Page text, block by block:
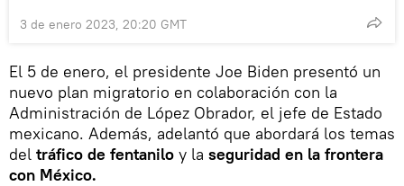
3 de enero 2023, 20:20 GMT
El 5 de enero, el presidente Joe Biden presentó un
nuevo plan migratorio en colaboración con la
Administración de López Obrador, el jefe de Estado
mexicano. Además, adelantó que abordará los temas
del tráfico de fentanilo y la seguridad en la frontera
con México.